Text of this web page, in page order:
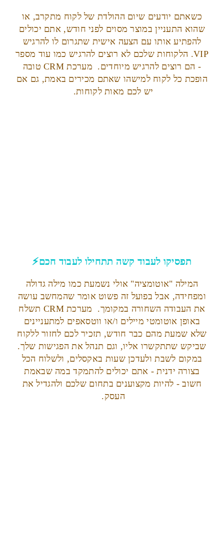
כשאתם יודעים שיום ההולדת של לקוח מתקרב, או
שהוא התעניין במוצר מסוים לפני חודש, אתם יכולים
להפתיע אותו עם הצעה אישית שתגרום לו להרגיש
VIP. הלקוחות שלכם לא רוצים להרגיש כמו עוד מספר
- הם רוצים להרגיש מיוחדים. מערכת CRM טובה
הופכת כל לקוח למישהו שאתם מכירים באמת, גם אם
יש לכם מאות לקוחות.
תפסיקו לעבוד קשה תתחילו לעבוד חכם⚡
המילה "אוטומציה" אולי נשמעת כמו מילה גדולה
ומפחידה, אבל בפועל זה פשוט אומר שהמחשב עושה
את העבודה השחורה במקומך. מערכת CRM תשלח
באופן אוטומטי מיילים ו/או ווטסאפים למתעניינים
שלא שמעת מהם כבר חודש, תזכיר לכם לחזור ללקוח
שביקש שתתקשרו אליו, וגם תנהל את הפגישות שלך.
במקום לשבת ולעדכן שעות באקסלים, ולשלוח הכל
בצורה ידנית - אתם יכולים להתמקד במה שבאמת
חשוב - להיות מקצוענים בתחום שלכם ולהגדיל את
העסק.